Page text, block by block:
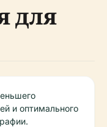
для
и оптимального